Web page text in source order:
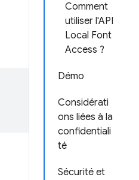
Comment
utiliser l'API
Local Font
Access ?
Démo
Considérati
ons liées à la
confidentiali
té
Sécurité et